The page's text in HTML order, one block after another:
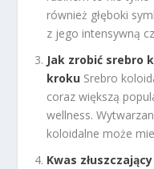
również głęboki
z jego intensywną
Jak zrobić srebro
kroku Srebro
coraz większą
wellness.
koloidalne może
Kwas